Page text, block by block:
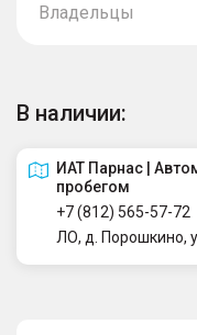
Владельцы
В наличии:
ИАТ Парнас |
пробегом
+7 (812) 565-57-72
ЛО, д. Порошкино,